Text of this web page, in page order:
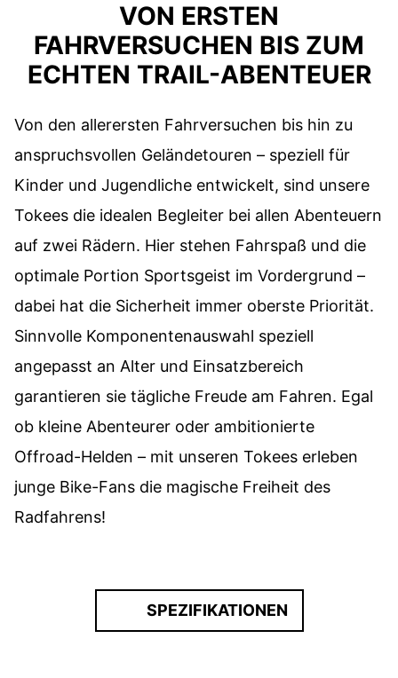
VON ERSTEN
FAHRVERSUCHEN BIS ZUM
ECHTEN TRAIL-ABENTEUER
Von den allerersten Fahrversuchen bis hin zu
anspruchsvollen Geländetouren – speziell für
Kinder und Jugendliche entwickelt, sind unsere
Tokees die idealen Begleiter bei allen Abenteuern
auf zwei Rädern. Hier stehen Fahrspaß und die
optimale Portion Sportsgeist im Vordergrund –
dabei hat die Sicherheit immer oberste Priorität.
Sinnvolle Komponentenauswahl speziell
angepasst an Alter und Einsatzbereich
garantieren sie tägliche Freude am Fahren. Egal
ob kleine Abenteurer oder ambitionierte
Offroad-Helden – mit unseren Tokees erleben
junge Bike-Fans die magische Freiheit des
Radfahrens!
SPEZIFIKATIONEN